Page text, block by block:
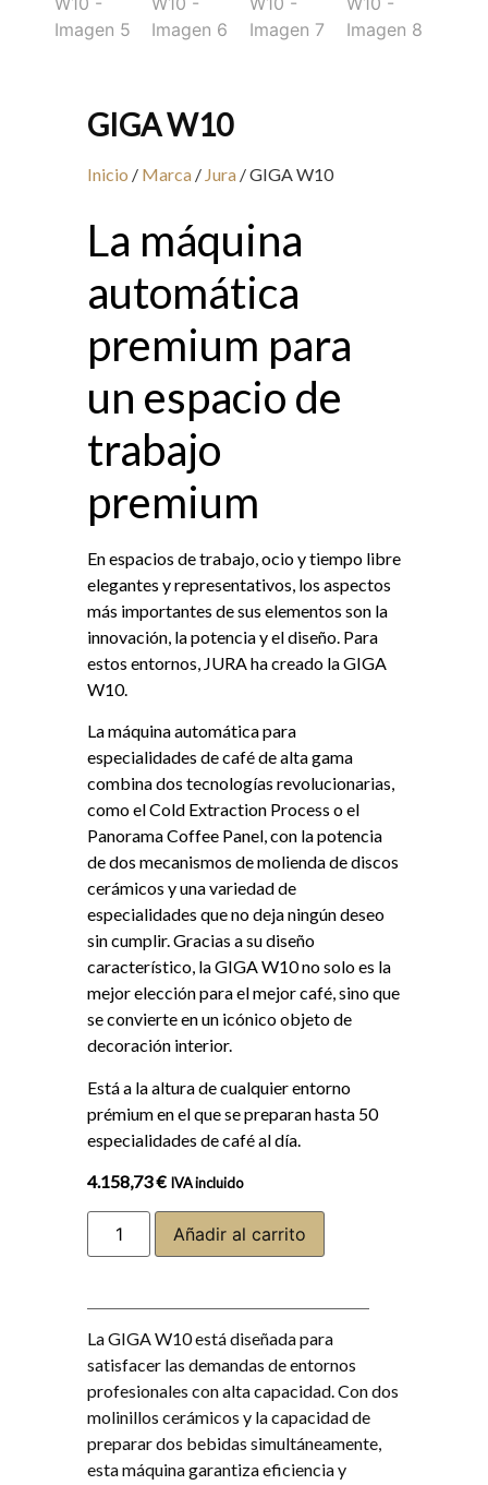
GIGA W10
Inicio / Marca / Jura / GIGA W10
La máquina
automática
premium para
un espacio de
trabajo
premium
En espacios de trabajo, ocio y tiempo libre
elegantes y representativos, los aspectos
más importantes de sus elementos son la
innovación, la potencia y el diseño. Para
estos entornos, JURA ha creado la GIGA
W10.
La máquina automática para
especialidades de café de alta gama
combina dos tecnologías revolucionarias,
como el Cold Extraction Process o el
Panorama Coffee Panel, con la potencia
de dos mecanismos de molienda de discos
cerámicos y una variedad de
especialidades que no deja ningún deseo
sin cumplir. Gracias a su diseño
característico, la GIGA W10 no solo es la
mejor elección para el mejor café, sino que
se convierte en un icónico objeto de
decoración interior.
Está a la altura de cualquier entorno
prémium en el que se preparan hasta 50
especialidades de café al día.
4.158,73€ IVA incluido
Añadir al carrito
La GIGA W10 está diseñada para
satisfacer las demandas de entornos
profesionales con alta capacidad. Con dos
molinillos cerámicos y la capacidad de
preparar dos bebidas simultáneamente,
esta máquina garantiza eficiencia y